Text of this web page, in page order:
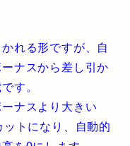
れる形ですが、自
ナスから差し引か
す。
ナスより大きい
トになり、自動的